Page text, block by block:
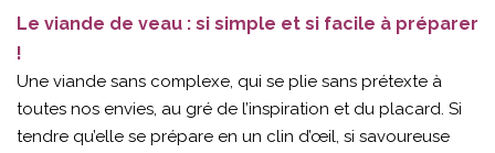
Le viande de veau : si simple et si facile à préparer
!
Une viande sans complexe, qui se plie sans prétexte à
toutes nos envies, au gré de l’inspiration et du placard. Si
tendre qu’elle se prépare en un clin d’œil, si savoureuse